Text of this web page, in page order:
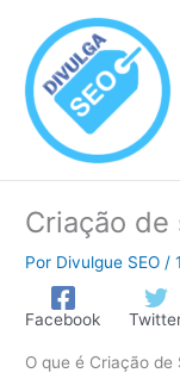
conteúdo
Criação
Por Divulgue SEO /
Facebook
O que é Criação de